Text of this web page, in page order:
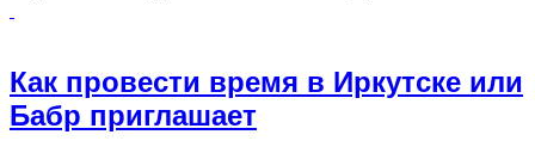
Как провести время в Иркутске или
Бабр приглашает